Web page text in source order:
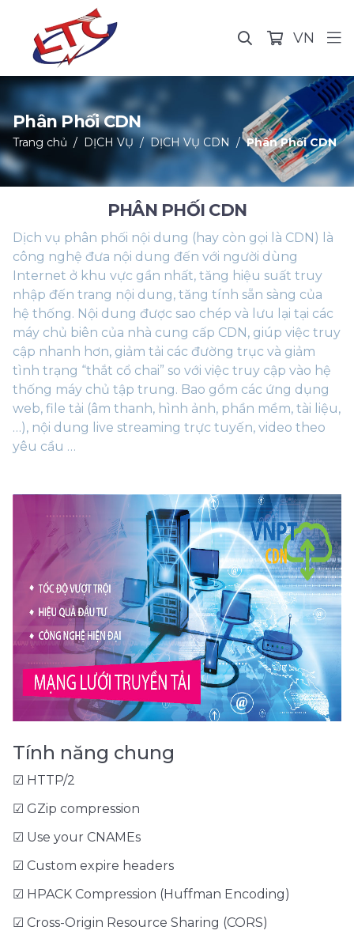
VN
Phân Phối CDN
Trang chủ DỊCH VỤ DỊCH VỤ CDN Phân Phối CDN
PHÂN PHỐI CDN
Dịch vụ phân phối nội dung (hay còn gọi là CDN) là
công nghệ đưa nội dung đến với người dùng
Internet ở khu vực gần nhất, tăng hiệu suất truy
nhập đến trang nội dung, tăng tính sẵn sàng của
hệ thống. Nội dung được sao chép và lưu lại tại các
máy chủ biên của nhà cung cấp CDN, giúp việc truy
cập nhanh hơn, giảm tải các đường trục và giảm
tình trạng “thắt cổ chai” so với việc truy cập vào hệ
thống máy chủ tập trung. Bao gồm các ứng dụng
web, file tải (âm thanh, hình ảnh, phần mềm, tài liệu,
…), nội dung live streaming trực tuyến, video theo
yêu cầu …
Tính năng chung
☑ HTTP/2
☑ GZip compression
☑ Use your CNAMEs
☑ Custom expire headers
☑ HPACK Compression (Huffman Encoding)
☑ Cross-Origin Resource Sharing (CORS)